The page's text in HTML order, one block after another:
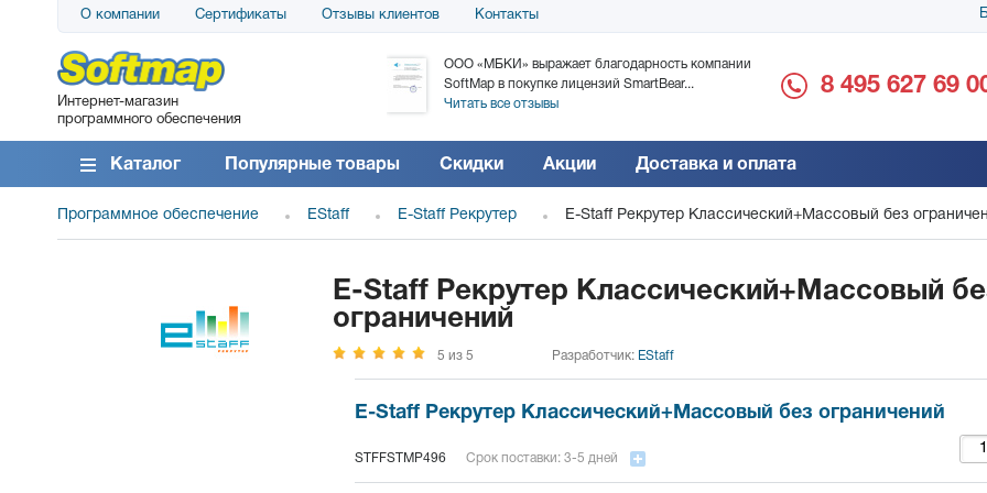
О компании Сертификаты Отзывы клиентов Контакты
Интернет-магазин
программного обеспечения
АО «АТС» благодарит компанию SoftMap за
поставку программного обеспечения SolarWinds
DameWare...
Читать все отзывы
ООО «МБКИ» выражает благодарность компании
SoftMap в покупке лицензий SmartBear...
Читать все отзывы
благодарность за
8 495 627 69
Каталог Популярные товары Скидки Акции Доставка и оплата
Программное обеспечение EStaff E-Staff Рекрутер E-Staff Рекрутер Классический+Массовый без
E-Staff Рекрутер Классический+Массовый
ограничений
5 из 5 Разработчик: EStaff
E-Staff Рекрутер Классический+Массовый без ограничений
STFFSTMP496 Срок поставки: 3-5 дней